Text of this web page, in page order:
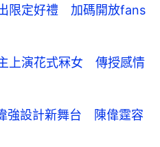
限定好禮 加碼開放fans
上演花式冧女 傳授感情
強設計新舞台 陳偉霆容